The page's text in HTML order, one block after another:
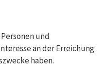
und
an der Erreichung
haben.